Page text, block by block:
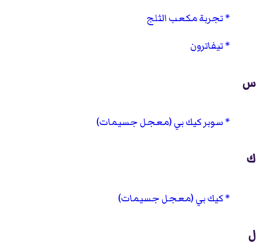
تجربة مكعب الثلج
تيفاترون
س
سوبر كيك بي (معجل جسيمات)
ك
كيك بي (معجل جسيمات)
ل